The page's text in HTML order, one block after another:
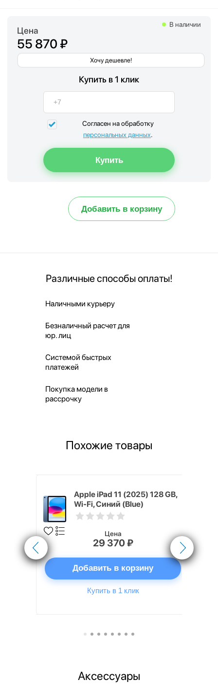
Цена
55 870 ₽
Хочу дешевле!
В наличии
Купить в 1 клик
Согласен на обработку
персональных данных.
Добавить в корзину
Различные способы оплаты!
Наличными курьеру
Безналичный расчет для
юр. лиц
Системой быстрых
платежей
Покупка модели в
рассрочку
Похожие товары
Apple iPad 11 (2025) 128 GB,
Wi-Fi, Синий (Blue)
Цена
29 370 ₽
Добавить в корзину
Купить в 1 клик
Аксессуары